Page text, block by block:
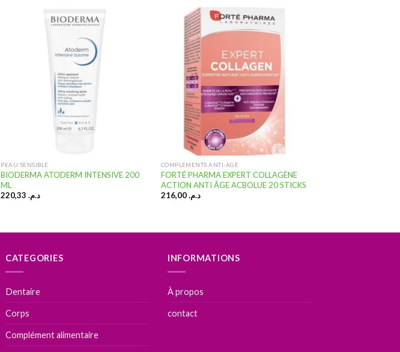
PEAU SENSIBLE
BIODERMA ATODERM INTENSIVE 200
ML
د.م.220,33
d’envies
COMPLÉMENTS ANTI-AGE
FORTÉ PHARMA EXPERT COLLAGÈNE
ACTION ANTI ÂGE ACBOLUE 20 STICKS
د.م.216,00
CATEGORIES
Dentaire
Corps
Complément alimentaire
INFORMATIONS
À propos
contact